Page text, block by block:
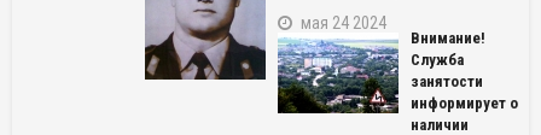
мая 24 2024
Внимание!
Служба
занятости
информирует о
наличии